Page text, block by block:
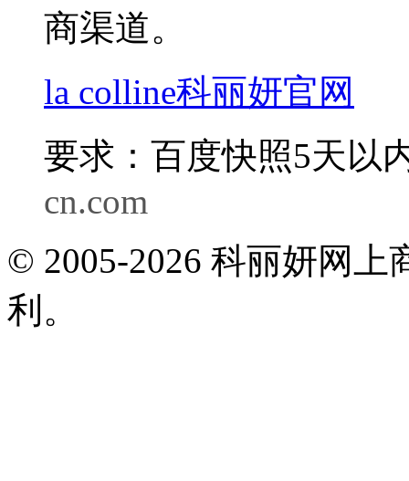
商渠道。
la colline科丽妍官网
要求：百度快照5天以
cn.com
© 2005-2026 科丽妍网
利。